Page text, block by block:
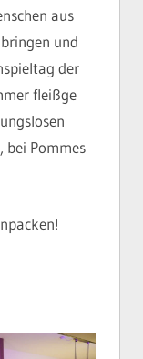
aus
und
der
fleißge
bei Pommes